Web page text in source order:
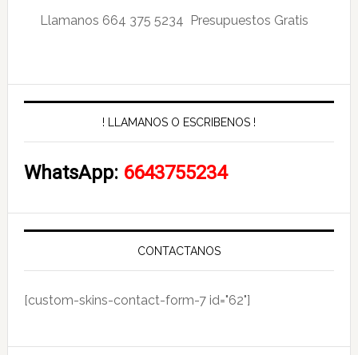
Llamanos 664 375 5234 Presupuestos Gratis
! LLAMANOS O ESCRIBENOS !
WhatsApp: 6643755234
CONTACTANOS
[custom-skins-contact-form-7 id="62"]